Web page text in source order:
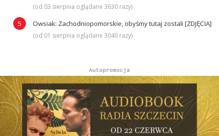
(od 03 sierpnia oglądane 3630 razy)
Owsiak: Zachodniopomorskie, obyśmy tutaj zostali [ZDJĘCIA]
(od 01 sierpnia oglądane 3040 razy)
Autopromocja